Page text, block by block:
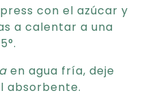
con el azúcar y
a calentar a una
en agua fría, deje
absorbente.